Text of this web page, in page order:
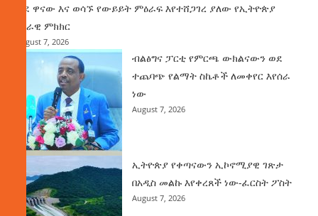
ወደ ዋናው እና ወሳኙ የውይይት ምዕራፍ እየተሸጋገረ ያለው የኢትዮጵያ
ሀገራዊ ምክክር
August 7, 2026
ብልፅግና ፓርቲ የምርጫ ውክልናውን ወደ
ተጨባጭ የልማት ስኬቶች ለመቀየር እየሰራ
ነው
August 7, 2026
ኢትዮጵያ የቀጣናውን ኢኮኖሚያዊ ገጽታ
በአዲስ መልኩ እየቀረጸች ነው-ፈርስት ፖስት
August 7, 2026